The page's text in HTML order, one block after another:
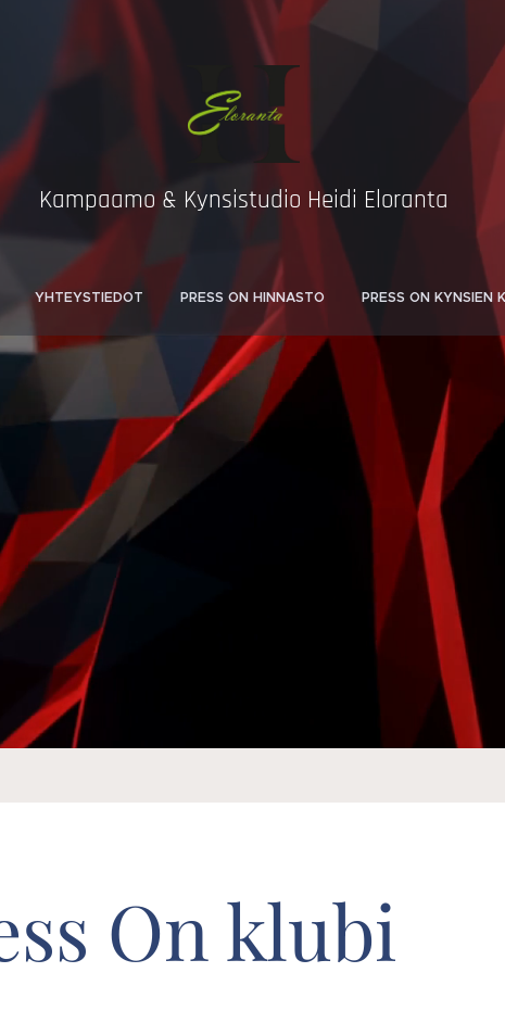
Kampaamo & Kynsistudio Heidi Eloranta
YHTEYSTIEDOT PRESS ON HINNASTO PRESS ON KYNSIEN
On klubi